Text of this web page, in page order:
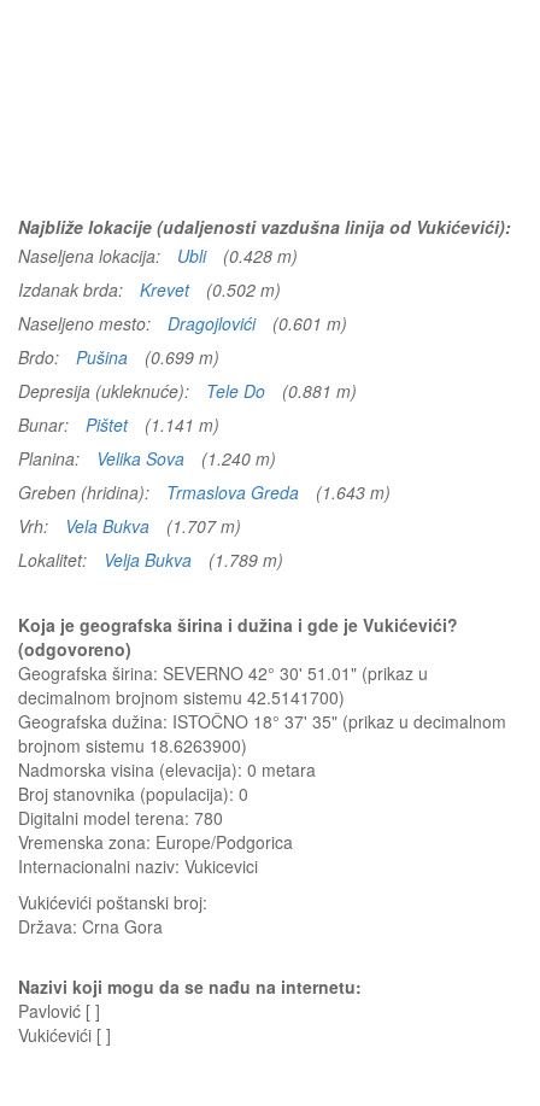
Najbliže lokacije (udaljenosti vazdušna linija od Vukićevići):
Naseljena lokacija:
Ubli
(0.428 m)
Izdanak brda:
Krevet
(0.502 m)
Naseljeno mesto:
Dragojlovići
(0.601 m)
Brdo:
Pušina
(0.699 m)
Depresija (ukleknuće):
Tele Do
(0.881 m)
Bunar:
Pištet
(1.141 m)
Planina:
Velika Sova
(1.240 m)
Greben (hridina):
Trmaslova Greda
(1.643 m)
Vrh:
Vela Bukva
(1.707 m)
Lokalitet:
Velja Bukva (1.789 m)
Koja je geografska širina i dužina i gde je Vukićevići?
(odgovoreno)
Geografska širina: SEVERNO 42° 30' 51.01" (prikaz u
decimalnom brojnom sistemu 42.5141700)
Geografska dužina: ISTOČNO 18° 37' 35" (prikaz u decimalnom
brojnom sistemu 18.6263900)
Nadmorska visina (elevacija): 0 metara
Broj stanovnika (populacija): 0
Digitalni model terena: 780
Vremenska zona: Europe/Podgorica
Internacionalni naziv: Vukicevici
Vukićevići poštanski broj:
Država: Crna Gora
Nazivi koji mogu da se nađu na internetu:
Pavlović [ ]
Vukićevići [ ]